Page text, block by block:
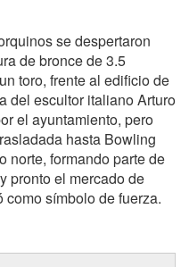
se despertaron
de bronce de 3.5
toro, frente al edificio de
del escultor italiano Arturo
el ayuntamiento, pero
hasta Bowling
norte, formando parte de
pronto el mercado de
símbolo de fuerza.